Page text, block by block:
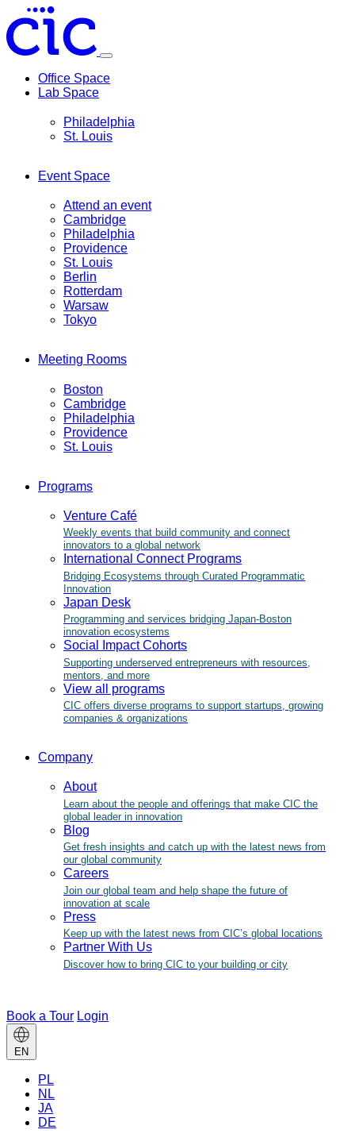
Toggle
menu
Office Space
Lab Space
Philadelphia
St. Louis
Event Space
Attend an event
Cambridge
Philadelphia
Providence
St. Louis
Berlin
Rotterdam
Warsaw
Tokyo
Meeting Rooms
Boston
Cambridge
Philadelphia
Providence
St. Louis
Programs
Venture Café
Weekly events that build community and connect
innovators to a global network
International Connect Programs
Bridging Ecosystems through Curated Programmatic
Innovation
Japan Desk
Programming and services bridging Japan-Boston
innovation ecosystems
Social Impact Cohorts
Supporting underserved entrepreneurs with resources,
mentors, and more
View all programs
CIC offers diverse programs to support startups, growing
companies & organizations
Company
About
Learn about the people and offerings that make CIC the
global leader in innovation
Blog
Get fresh insights and catch up with the latest news from
our global community
Careers
Join our global team and help shape the future of
innovation at scale
Press
Keep up with the latest news from CIC’s global locations
Partner With Us
Discover how to bring CIC to your building or city
Book a Tour Login
ENChange
language
PL
NL
JA
DE